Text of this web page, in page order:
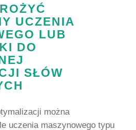
UCZENIA
LUB
DO
SŁÓW
można
uczenia maszynowego typu